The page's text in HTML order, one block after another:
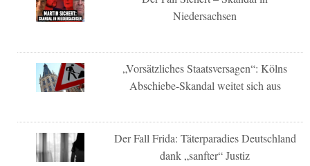
Niedersachsen
„Vorsätzliches Staatsversagen“: Kölns
Abschiebe-Skandal weitet sich aus
Der Fall Frida: Täterparadies Deutschland
dank „sanfter“ Justiz